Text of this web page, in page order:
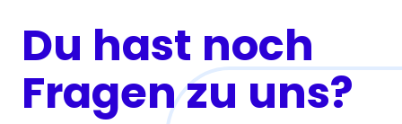
Du hast noch
Fragen zu uns?